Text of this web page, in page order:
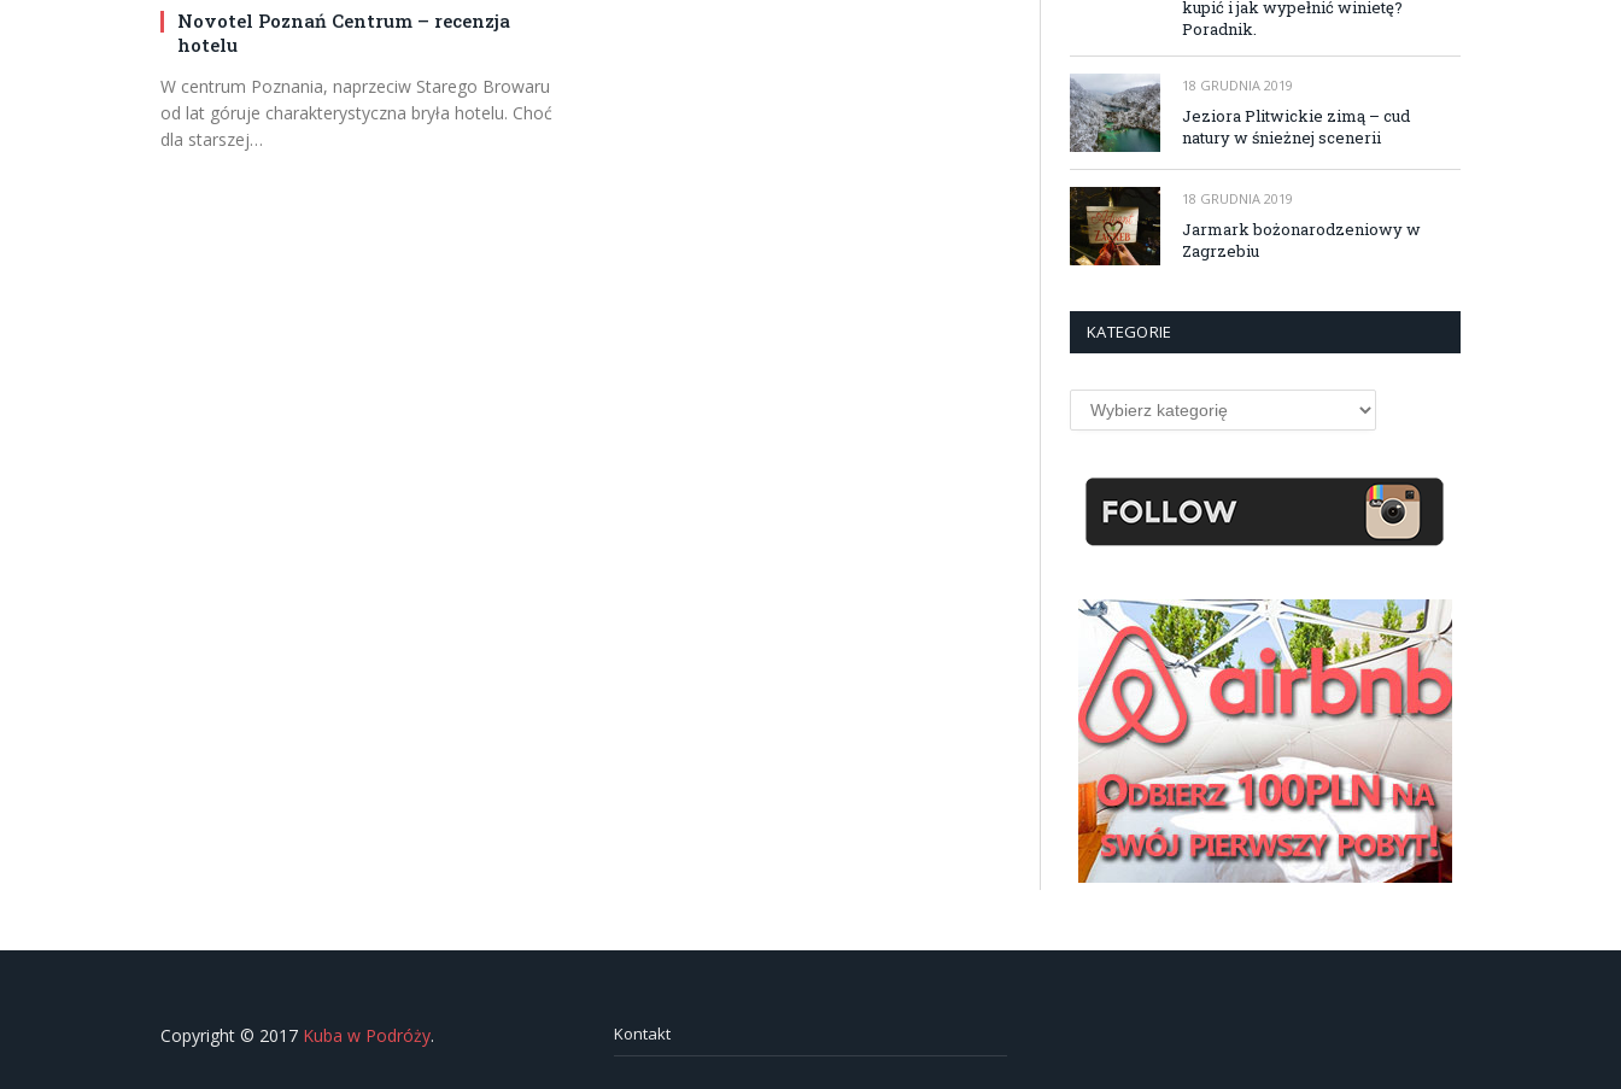
Novotel Poznań Centrum – recenzja
hotelu
W centrum Poznania, naprzeciw Starego Browaru
od lat góruje charakterystyczna bryła hotelu. Choć
dla starszej…
kupić i jak wypełnić winietę?
Poradnik.
18 GRUDNIA 2019
Jeziora Plitwickie zimą – cud
natury w śnieżnej scenerii
18 GRUDNIA 2019
Jarmark bożonarodzeniowy w
Zagrzebiu
KATEGORIE
Kategorie
Copyright © 2017 Kuba w Podróży. Kontakt